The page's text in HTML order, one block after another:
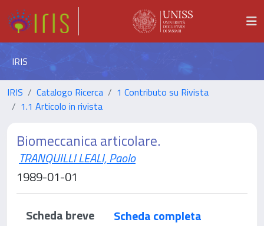
IRIS
IRIS Catalogo Ricerca
1 Contributo su Rivista
1.1 Articolo in rivista
Biomeccanica articolare.
TRANQUILLI LEALI, Paolo
1989-01-01
Scheda breve
Scheda completa